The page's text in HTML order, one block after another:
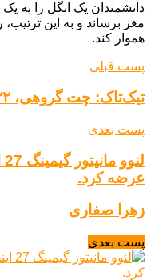
دانشمندان یک انگل را به یک
مغز برساند و به این
هموار کند.
پست قبلی
تیک‌تاک: چت گروهی، ۳۲ نفره
پست بعدی
عرضه کرد.
زهرا صفاری
پست بعدی